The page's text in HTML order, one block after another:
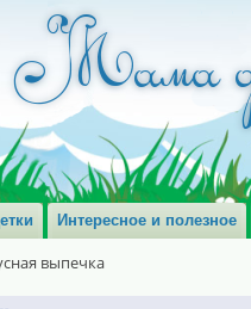
Интересное и полезное
выпечка